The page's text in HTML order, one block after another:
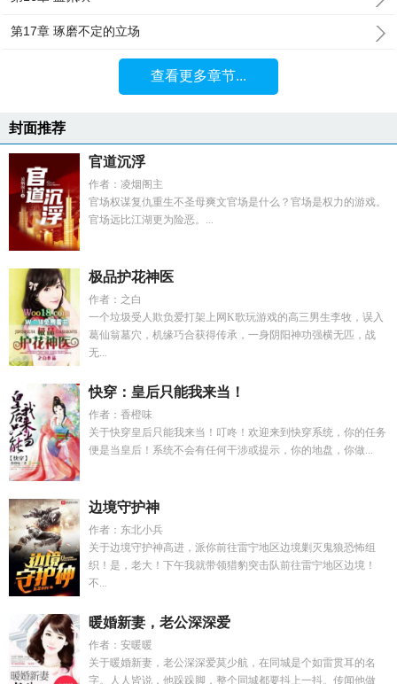
第17章 琢磨不定的立场
查看更多章节...
封面推荐
官道沉浮
作者：凌烟阁主
官场权谋复仇重生不圣母爽文官场是什么？官场是权力的游戏。
官场远比江湖更为险恶。...
极品护花神医
作者：之白
一个垃圾受人欺负爱打架上网K歌玩游戏的高三男生李牧，误入
葛仙翁墓穴，机缘巧合获得传承，一身阴阳神功强横无匹，战
无...
快穿：皇后只能我来当！
作者：香橙味
关于快穿皇后只能我来当！叮咚！欢迎来到快穿系统，你的任务
便是当皇后！系统不会有任何干涉或提示，你的地盘，你做...
边境守护神
作者：东北小兵
关于边境守护神高进，派你前往雷宁地区边境剿灭鬼狼恐怖组
织！是，老大！下午我就带领猎豹突击队前往雷宁地区边境！
不...
暖婚新妻，老公深深爱
作者：安暖暖
关于暖婚新妻，老公深深爱莫少航，在同城是个如雷贯耳的名
字。人人皆说，他跺跺脚，整个同城都要抖上一抖。传闻他做